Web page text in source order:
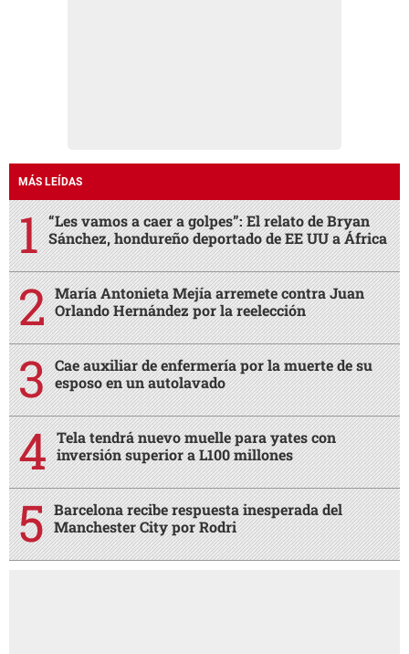
MÁS LEÍDAS
“Les vamos a caer a golpes”: El relato de Bryan
Sánchez, hondureño deportado de EE UU a África
María Antonieta Mejía arremete contra Juan
Orlando Hernández por la reelección
Cae auxiliar de enfermería por la muerte de su
esposo en un autolavado
Tela tendrá nuevo muelle para yates con
inversión superior a L100 millones
Barcelona recibe respuesta inesperada del
Manchester City por Rodri